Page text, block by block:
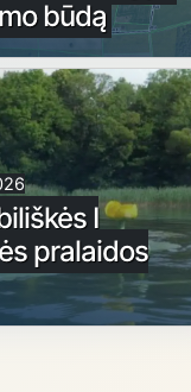
būdą
I
pralaidos